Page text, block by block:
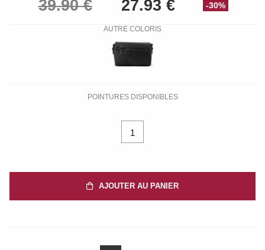
-30%
AUTRE COLORIS
POINTURES DISPONIBLES
1
AJOUTER AU PANIER